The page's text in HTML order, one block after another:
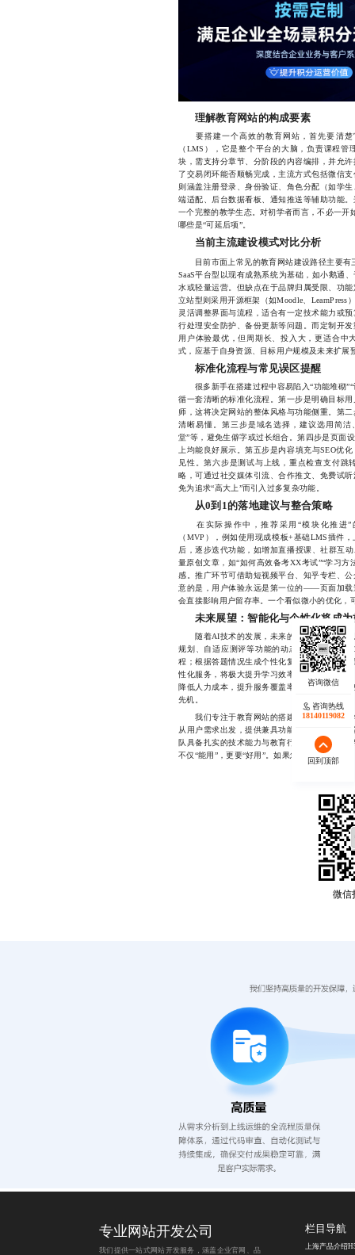
理解教育网站的构成要素
要搭建一个高效的教育网站，首先要清楚
（LMS），它是整个平台的大脑，负责课程
块，需支持分章节、分阶段的内容编排，并允
了交易闭环能否顺畅完成，主流方式包括微信
则涵盖注册登录、身份验证、角色分配（如学
端适配、后台数据看板、通知推送等辅助功能
一个完整的教学生态。对初学者而言，不必一开
哪些是“可延后项”。
当前主流建设模式对比分析
目前市面上常见的教育网站建设路径主要有
SaaS平台型以现有成熟系统为基础，如小鹅通
水或轻量运营。但缺点在于品牌归属受限、功
立站型则采用开源框架（如Moodle、
灵活调整界面与流程，适合有一定技术能力或
行处理安全防护、备份更新等问题。而定制开
用户体验最优，但周期长、投入大，更适合中
式，应基于自身资源、目标用户规模及未来扩展
标准化流程与常见误区提醒
很多新手在搭建过程中容易陷入“功能堆砌”“
循一套清晰的标准化流程。第一步是明确目标
师，这将决定网站的整体风格与功能侧重。第
清晰易懂。第三步是域名选择，建议选用简
堂”等，避免生僻字或过长组合。第四步是页面
上均能良好展示。第五步是内容填充与SEO优
见性。第六步是测试与上线，重点检查支付跳
略，可通过社交媒体引流、合作推文、免费试
免为追求“高大上”而引入过多复杂功能。
从0到1的落地建议与整合策略
在实际操作中，推荐采用“模块化推进”
（MVP），例如使用现成模板+基础LMS插件
后，逐步迭代功能，如增加直播授课、社群互
量原创文章，如“如何高效备考XX考试”“学习
感。推广环节可借助短视频平台、知乎专栏、
意的是，用户体验永远是第一位的——页面加载
会直接影响用户留存率。一个看似微小的优化，
未来展望：智能化与个性化将成为
随着AI技术的发展，未来的教育网站将不再
规划、自适应测评等功能的动态学习助手。例
程；根据答题情况生成个性化复习计划；甚至
性化服务，将极大提升学习效率与满意度。同
降低人力成本，提升服务覆盖率。可以预见，
先机。
我们专注于教育网站的搭建与优化服务，多
从用户需求出发，提供兼具功能性与美观性的
队具备扎实的技术能力与教育行业洞察力，能
不仅“能用”，更要“好用”。如果您正在筹备教育
微信
咨询热线
18140119082
回到顶部
专业网站开发公司
我们提供一站式网站开发服务，涵盖企业官网、品
栏目导航
上海产品介绍